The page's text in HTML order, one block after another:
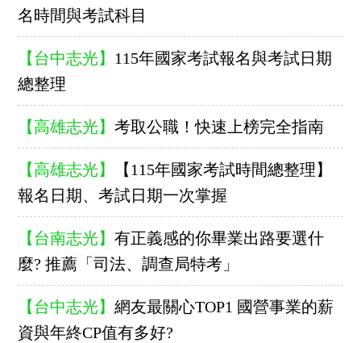
名時間與考試科目
【台中志光】 115年國家考試報名與考試日期
總整理
【高雄志光】 考取公職！快速上榜完全指南
【高雄志光】
【115年國家考試時間總整理】
報名日期、考試日期一次掌握
【台南志光】 有正義感的你畢業出路要選什
麼? 推薦「司法、調查局特考」
【台中志光】 網友最關心TOP1 國營事業的薪
資與年終CP值有多好?